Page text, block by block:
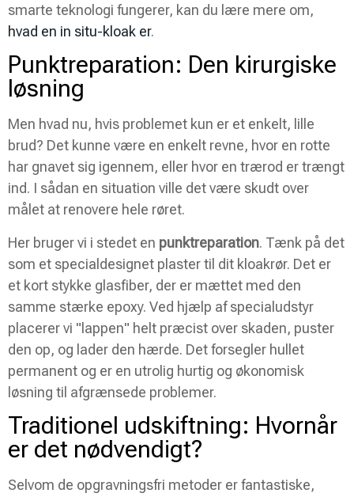
smarte teknologi fungerer, kan du lære mere om,
hvad en in situ-kloak er.
Punktreparation: Den kirurgiske
løsning
Men hvad nu, hvis problemet kun er et enkelt, lille
brud? Det kunne være en enkelt revne, hvor en rotte
har gnavet sig igennem, eller hvor en trærod er trængt
ind. I sådan en situation ville det være skudt over
målet at renovere hele røret.
Her bruger vi i stedet en punktreparation. Tænk på det
som et specialdesignet plaster til dit kloakrør. Det er
et kort stykke glasfiber, der er mættet med den
samme stærke epoxy. Ved hjælp af specialudstyr
placerer vi "lappen" helt præcist over skaden, puster
den op, og lader den hærde. Det forsegler hullet
permanent og er en utrolig hurtig og økonomisk
løsning til afgrænsede problemer.
Traditionel udskiftning: Hvornår
er det nødvendigt?
Selvom de opgravningsfri metoder er fantastiske,